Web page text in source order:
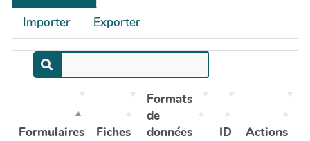
Importer
Exporter
Formulaires Fiches
Formats
de
données
ID Actions